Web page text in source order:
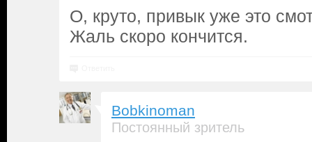
О, круто, привык уже это
Жаль скоро кончится.
Bobkinoman
Постоянный зритель